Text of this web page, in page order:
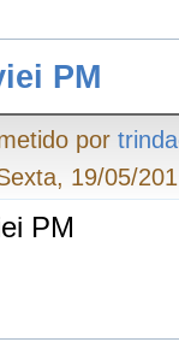
PM
por
19/05/
PM